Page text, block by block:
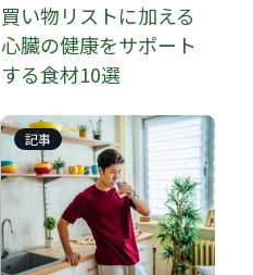
買い物リストに加える
心臓の健康をサポート
する食材10選
記事